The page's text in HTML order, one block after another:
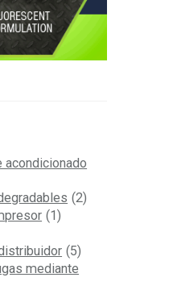
(2)
(1)
(5)
mediante